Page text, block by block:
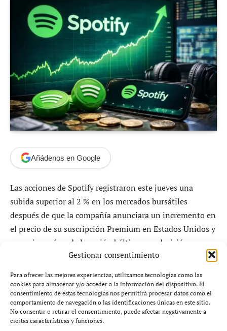
Gestionar consentimiento
Para ofrecer las mejores experiencias, utilizamos tecnologías como las
cookies para almacenar y/o acceder a la información del dispositivo. El
consentimiento de estas tecnologías nos permitirá procesar datos como el
comportamiento de navegación o las identificaciones únicas en este sitio.
No consentir o retirar el consentimiento, puede afectar negativamente a
ciertas características y funciones.
Añádenos en Google
Las acciones de Spotify registraron este jueves una
subida superior al 2 % en los mercados bursátiles
después de que la compañía anunciara un incremento en
el precio de su suscripción Premium en Estados Unidos y
en varios países de la región báltica, una decisión
orientada a reforzar su rentabilidad en un entorno de
mayores costes operativos.
Según informó la compañía, el precio mensual del plan
Premium para los suscriptores existentes en Estados
Unidos, Estonia y Letonia aumentará en un dólar,